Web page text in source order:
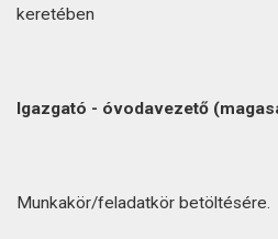
keretében
Igazgató - óvodavezető
Munkakör/feladatkör betöltésére.